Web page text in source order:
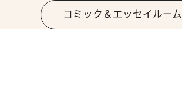
コミック＆エッセイルー